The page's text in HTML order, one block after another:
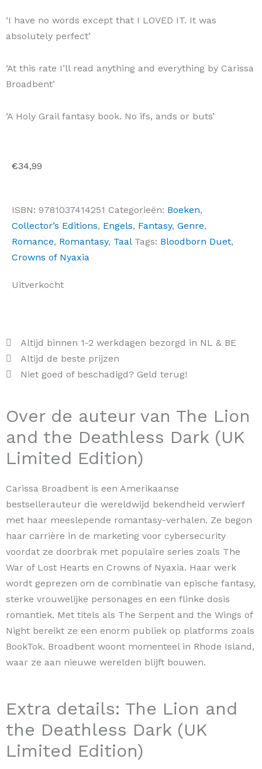
‘I have no words except that I LOVED IT. It was
absolutely perfect’
‘At this rate I’ll read anything and everything by Carissa
Broadbent’
‘A Holy Grail fantasy book. No ifs, ands or buts’
€34,99
ISBN: 9781037414251 Categorieën: Boeken,
Collector’s Editions, Engels, Fantasy, Genre,
Romance, Romantasy, Taal Tags: Bloodborn Duet,
Crowns of Nyaxia
Uitverkocht
Altijd binnen 1-2 werkdagen bezorgd in NL & BE
Altijd de beste prijzen
Niet goed of beschadigd? Geld terug!
Over de auteur van The Lion
and the Deathless Dark (UK
Limited Edition)
Carissa Broadbent is een Amerikaanse
bestsellerauteur die wereldwijd bekendheid verwierf
met haar meeslepende romantasy-verhalen. Ze begon
haar carrière in de marketing voor cybersecurity
voordat ze doorbrak met populaire series zoals The
War of Lost Hearts en Crowns of Nyaxia. Haar werk
wordt geprezen om de combinatie van epische fantasy,
sterke vrouwelijke personages en een flinke dosis
romantiek. Met titels als The Serpent and the Wings of
Night bereikt ze een enorm publiek op platforms zoals
BookTok. Broadbent woont momenteel in Rhode Island,
waar ze aan nieuwe werelden blijft bouwen.
Extra details: The Lion and
the Deathless Dark (UK
Limited Edition)